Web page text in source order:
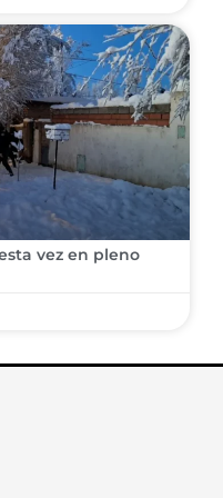
vez en pleno